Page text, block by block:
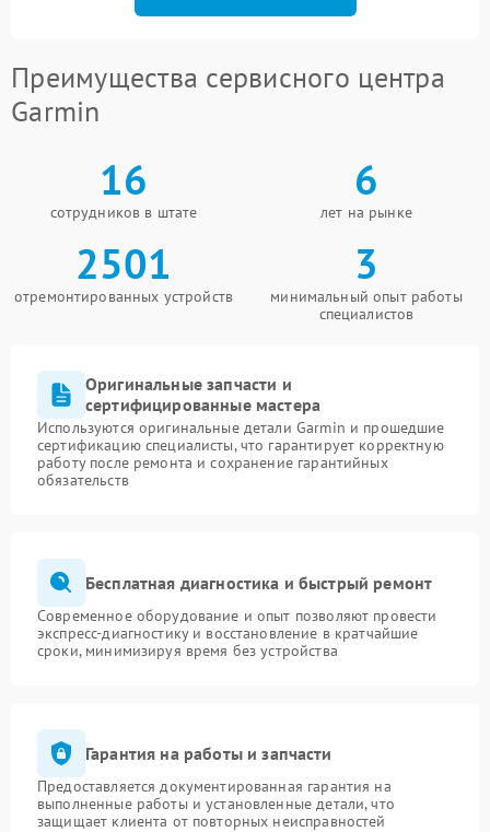
Преимущества сервисного центра
Garmin
16
сотрудников в штате
6
лет на рынке
2501
отремонтированных устройств
3
минимальный опыт работы
специалистов
Оригинальные запчасти и
сертифицированные мастера
Используются оригинальные детали Garmin и прошедшие
сертификацию специалисты, что гарантирует корректную
работу после ремонта и сохранение гарантийных
обязательств
Бесплатная диагностика и быстрый ремонт
Современное оборудование и опыт позволяют провести
экспресс-диагностику и восстановление в кратчайшие
сроки, минимизируя время без устройства
Гарантия на работы и запчасти
Предоставляется документированная гарантия на
выполненные работы и установленные детали, что
защищает клиента от повторных неисправностей